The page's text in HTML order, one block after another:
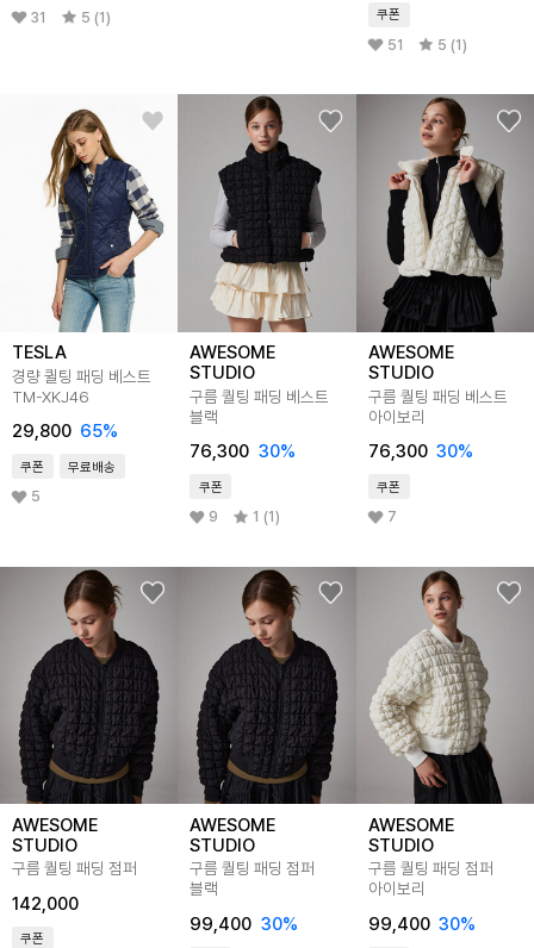
31 5 (1) 쿠폰
51 5 (1)
TESLA
경량 퀼팅 패딩 베스트
TM-XKJ46
29,800 65%
쿠폰 무료배송
5
AWESOME
STUDIO
구름 퀄팅 패딩 베스트
블랙
76,300 30%
쿠폰
9 1 (1)
AWESOME
STUDIO
구름 퀄팅 패딩 베스트
아이보리
76,300 30%
쿠폰
7
AWESOME
STUDIO
구름 퀄팅 패딩 점퍼
142,000
쿠폰
AWESOME
STUDIO
구름 퀄팅 패딩 점퍼
블랙
99,400 30%
AWESOME
STUDIO
구름 퀄팅 패딩 점퍼
아이보리
99,400 30%